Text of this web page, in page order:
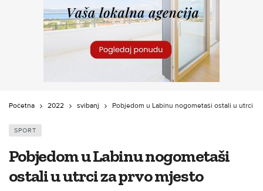
Početna 2022 svibanj Pobjedom u Labinu nogometaši ostali u utrci
SPORT
Pobjedom u Labinu nogometaši
ostali u utrci za prvo mjesto